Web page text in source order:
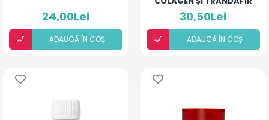
24,00Lei
ADAUGÃ ÎN COȘ
DE DAMASC
30,50Lei
ADAUGÃ ÎN COȘ